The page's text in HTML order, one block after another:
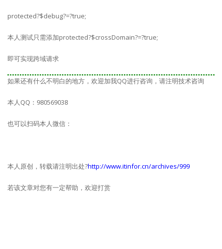
protected?$debug?=?true;
本人测试只需添加protected?$crossDomain?=?true;
即可实现跨域请求
如果还有什么不明白的地方，欢迎加我QQ进行咨询，请注明技术咨询
本人QQ：980569038
也可以扫码本人微信：
本人原创，转载请注明出处?http://www.itinfor.cn/archives/999
若该文章对您有一定帮助，欢迎打赏